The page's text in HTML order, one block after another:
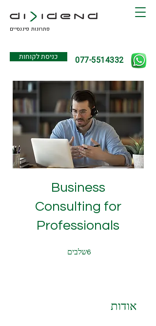
פתרונות פיננסיים
כניסת לקוחות 077-5514332
Business
Consulting for
Professionals
6שלבים
אודות